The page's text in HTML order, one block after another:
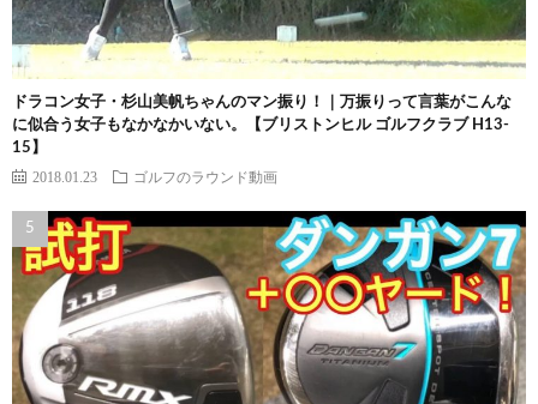
ドラコン女子・杉山美帆ちゃんのマン振り！｜万振りって言葉がこんな
に似合う女子もなかなかいない。【ブリストンヒル ゴルフクラブ H13-
15】
2018.01.23 ゴルフのラウンド動画